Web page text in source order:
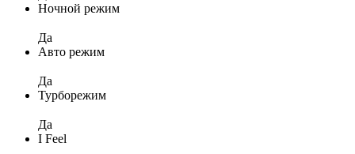
Ночной режим
Да
Авто режим
Да
Турборежим
Да
I Feel